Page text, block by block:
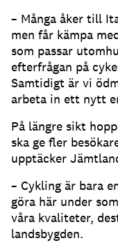
– Många åker till
men får kämpa
som passar
efterfrågan på
Samtidigt är vi
arbeta in ett nytt
På längre sikt
ska ge fler
upptäcker
– Cykling är bara
göra här under
våra kvaliteter,
landsbygden.